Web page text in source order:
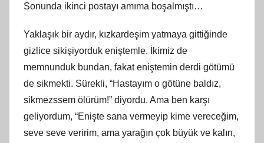
Sonunda ikinci postayı amıma boşalmıştı…
Yaklaşık bir aydır, kızkardeşim yatmaya gittiğinde
gizlice sikişiyorduk eniştemle. İkimiz de
memnunduk bundan, fakat eniştemin derdi götümü
de sikmekti. Sürekli, “Hastayım o götüne baldız,
sikmezssem ölürüm!” diyordu. Ama ben karşı
geliyordum, “Enişte sana vermeyip kime vereceğim,
seve seve veririm, ama yarağın çok büyük ve kalın,